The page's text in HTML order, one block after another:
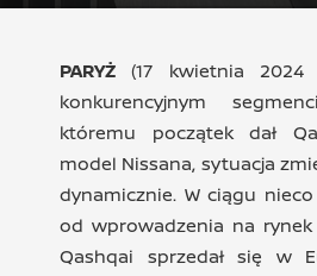
PARYŻ(17 kwietnia
konkurencyjnym
któremu początek dał
model Nissana, sytuacja
dynamicznie. W ciągu
od wprowadzenia na rynek
Qashqai sprzedał się w